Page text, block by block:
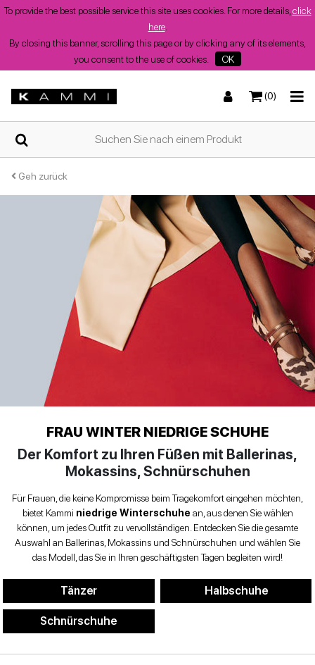
To provide the best possible service this site uses cookies. For more details, click
here.
By closing this banner, scrolling this page or by clicking any of its elements,
you consent to the use of cookies.
OK
(0)
ZUHAUSE
WER
WIR
SIND
Sommerschuhe
DAMENSCHUHE
MANN
SCHUHE
KONTAKT
Einloggen
IT EN DE FR ES
TurnschuheNiedrige Sandalen
Stiefel und StiefelettenWedges
SandalettenStöckelschuhe
Niedrige Schuhe
zurück
TurnschuheStiefel und Stiefeletten
Stöckelschuhe
Niedrige Schuhe
zurück
Geh zurück
FRAU WINTER NIEDRIGE SCHUHE
Der Komfort zu Ihren Füßen mit Ballerinas,
Mokassins, Schnürschuhen
Für Frauen, die keine Kompromisse beim Tragekomfort eingehen möchten,
bietet Kammi niedrige Winterschuhe an, aus denen Sie wählen
können, um jedes Outfit zu vervollständigen. Entdecken Sie die gesamte
Auswahl an Ballerinas, Mokassins und Schnürschuhen und wählen Sie
das Modell, das Sie in Ihren geschäftigsten Tagen begleiten wird!
Tänzer Halbschuhe
Schnürschuhe
Filtern
Kategorie
Andere
Stöckelschuhe
Stiefel und
Stiefeletten
Amphibien
Tänzer
Biker
Espadrillas
Halbschuhe
Niedrige
Sandalen
Plateauschuhe
Stumpfe